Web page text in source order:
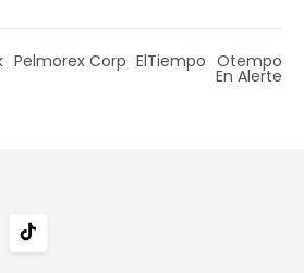
Pelmorex Corp ElTiempo Otempo
En Alerte